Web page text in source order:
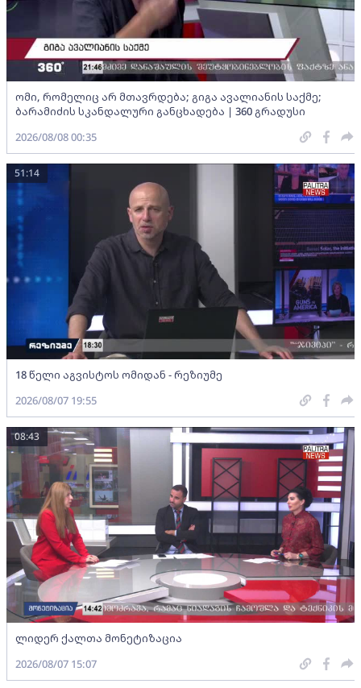
ომი, რომელიც არ მთავრდება; გიგა ავალიანის საქმე;
ბარამიძის სკანდალური განცხადება | 360 გრადუსი
2026/08/08 00:35
18 წელი აგვისტოს ომიდან - რეზიუმე
51:14
2026/08/07 19:55
ლიდერ ქალთა მონეტიზაცია
08:43
2026/08/07 15:07